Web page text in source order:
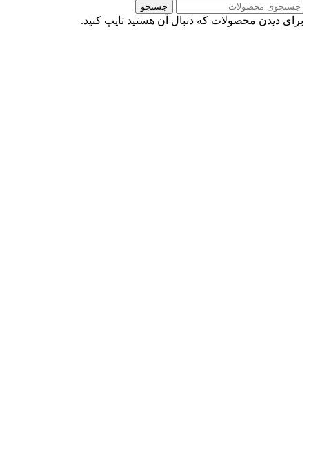
جستجو
برای دیدن محصولات که دنبال آن هستید تایپ کنید.